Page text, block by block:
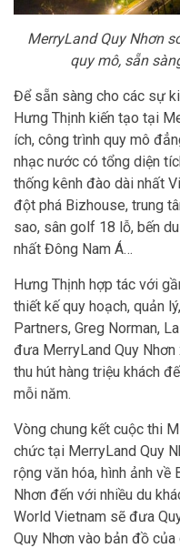
MerryLand Quy Nhơn
quy mô, sẵn
Để sẵn sàng cho các sự
Hưng Thịnh kiến tạo tại
ích, công trình quy mô
nhạc nước có tổng diện
thống kênh đào dài nhất
đột phá Bizhouse, trung
sao, sân golf 18 lỗ, bến
nhất Đông Nam Á…
Hưng Thịnh hợp tác với
thiết kế quy hoạch, quản
Partners, Greg Norman,
đưa MerryLand Quy
thu hút hàng triệu khách
mỗi năm.
Vòng chung kết cuộc thi
chức tại MerryLand Quy
rộng văn hóa, hình ảnh về
Nhơn đến với nhiều du
World Vietnam sẽ đưa
Quy Nhơn vào bản đồ